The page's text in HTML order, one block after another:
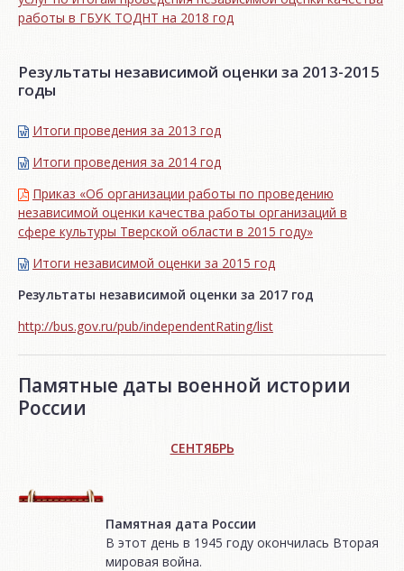
работы в ГБУК ТОДНТ на 2018 год
Результаты независимой оценки за 2013-2015
годы
Итоги проведения за 2013 год
Итоги проведения за 2014 год
Приказ «Об организации работы по проведению
независимой оценки качества работы организаций в
сфере культуры Тверской области в 2015 году»
Итоги независимой oценки за 2015 год
Результаты независимой оценки за 2017 год
http://bus.gov.ru/pub/independentRating/list
Памятные даты военной истории
России
СЕНТЯБРЬ
Памятная дата России
В этот день в 1945 году окончилась Вторая
мировая война.